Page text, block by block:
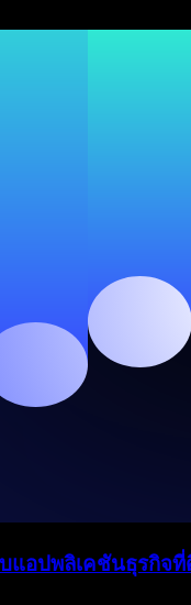
บแอปพลิเคชันธุรกิจ